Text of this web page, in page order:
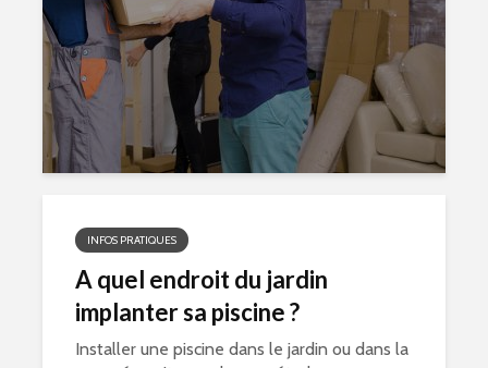
INFOS PRATIQUES
A quel endroit du jardin
implanter sa piscine ?
Installer une piscine dans le jardin ou dans la